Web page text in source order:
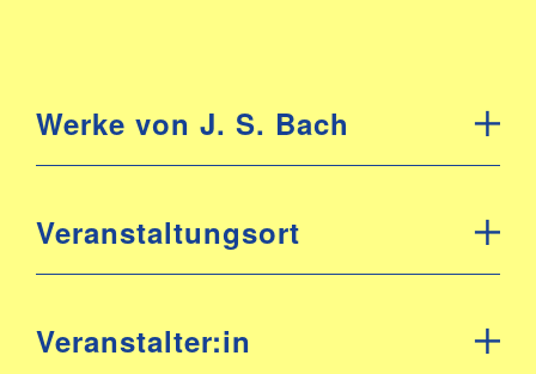
Werke von J. S. Bach
Veranstaltungsort
Veranstalter:in